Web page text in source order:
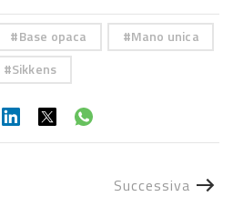
Base opaca
Mano unica
Sikkens
Successiva